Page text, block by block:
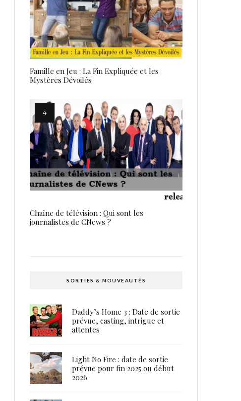
Famille en Jeu : La Fin Expliquée et les
Mystères Dévoilés
Chaîne de télévision : Qui sont les
journalistes de CNews ?
SORTIES & NOUVEAUTÉS
Daddy’s Home 3 : Date de sortie
prévue, casting, intrigue et
attentes
Light No Fire : date de sortie
prévue pour fin 2025 ou début
2026